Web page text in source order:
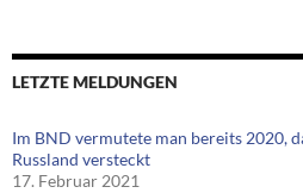
LETZTE MELDUNGEN
Im BND vermutete man bereits 2020,
Russland versteckt
17. Februar 2021